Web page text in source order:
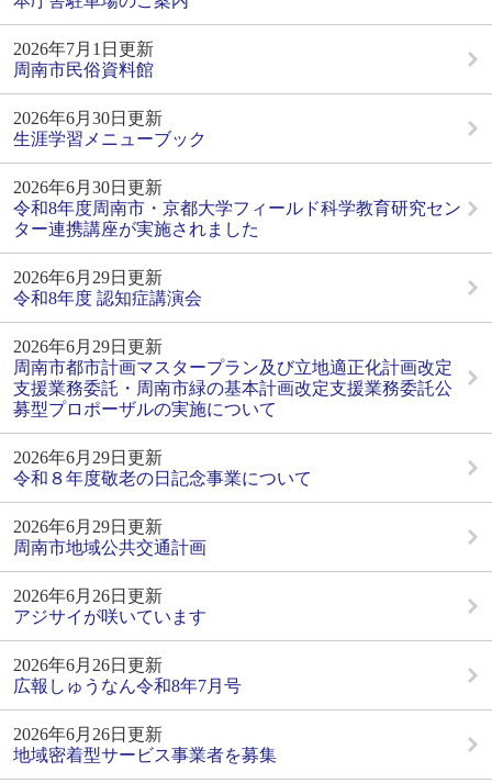
2026年7月1日更新
周南市民俗資料館
2026年6月30日更新
生涯学習メニューブック
2026年6月30日更新
令和8年度周南市・京都大学フィールド科学教育研究セン
ター連携講座が実施されました
2026年6月29日更新
令和8年度 認知症講演会
2026年6月29日更新
周南市都市計画マスタープラン及び立地適正化計画改定
支援業務委託・周南市緑の基本計画改定支援業務委託公
募型プロポーザルの実施について
2026年6月29日更新
令和８年度敬老の日記念事業について
2026年6月29日更新
周南市地域公共交通計画
2026年6月26日更新
アジサイが咲いています
2026年6月26日更新
広報しゅうなん令和8年7月号
2026年6月26日更新
地域密着型サービス事業者を募集